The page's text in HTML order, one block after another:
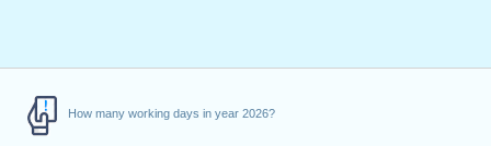
How many working days in year 2026?